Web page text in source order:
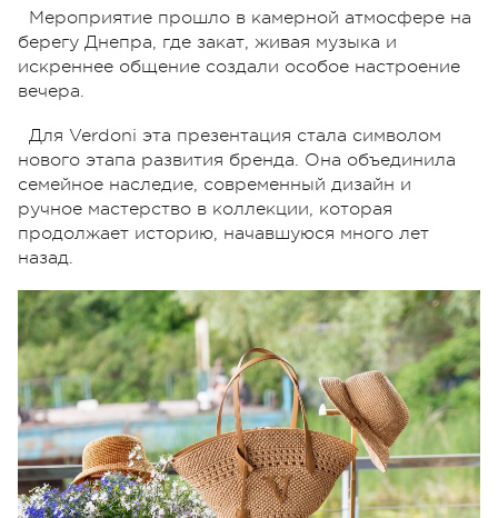
Мероприятие прошло в камерной атмосфере на
берегу Днепра, где закат, живая музыка и
искреннее общение создали особое настроение
вечера.
Для Verdoni эта презентация стала символом
нового этапа развития бренда. Она объединила
семейное наследие, современный дизайн и
ручное мастерство в коллекции, которая
продолжает историю, начавшуюся много лет
назад.